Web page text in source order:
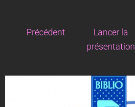
Précédent
Lancer la
présentation